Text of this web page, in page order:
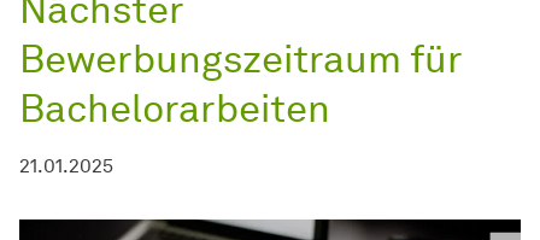
Bewerbungszeitraum für
Bachelorarbeiten
21.01.2025